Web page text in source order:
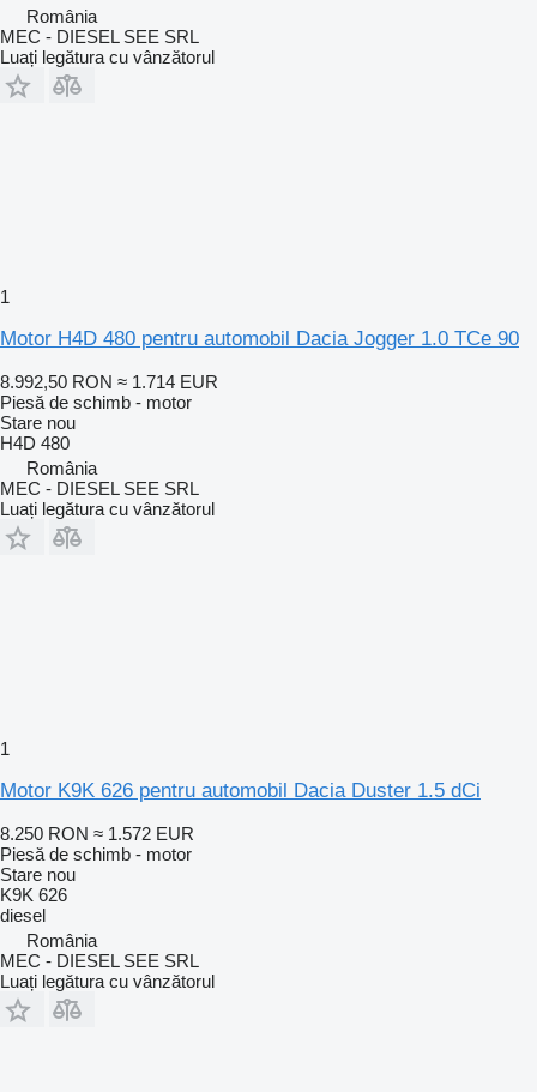
România
MEC - DIESEL SEE SRL
Luați legătura cu vânzătorul
1
Motor H4D 480 pentru automobil Dacia Jogger 1.0 TCe 90
8.992,50 RON ≈ 1.714 EUR
Piesă de schimb - motor
Stare nou
H4D 480
România
MEC - DIESEL SEE SRL
Luați legătura cu vânzătorul
1
Motor K9K 626 pentru automobil Dacia Duster 1.5 dCi
8.250 RON ≈ 1.572 EUR
Piesă de schimb - motor
Stare nou
K9K 626
diesel
România
MEC - DIESEL SEE SRL
Luați legătura cu vânzătorul